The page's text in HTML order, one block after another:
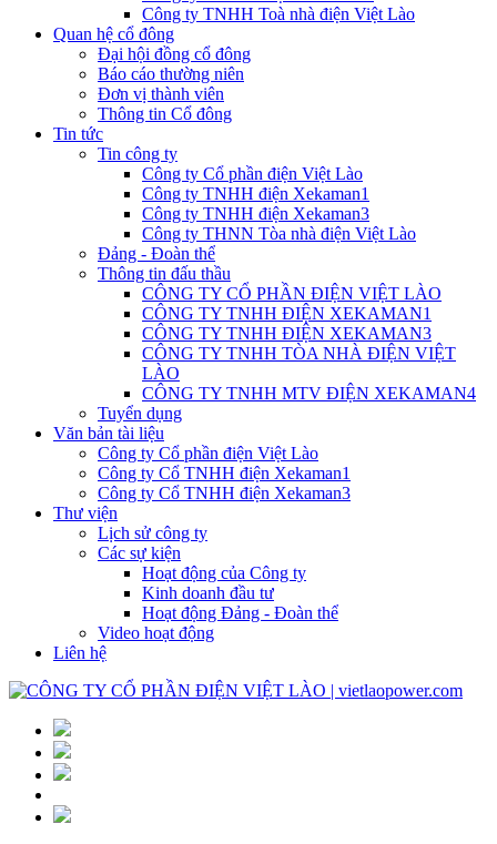
Công ty TNHH Toà nhà điện Việt Lào
Quan hệ cổ đông
Đại hội đồng cổ đông
Báo cáo thường niên
Đơn vị thành viên
Thông tin Cổ đông
Tin tức
Tin công ty
Công ty Cổ phần điện Việt Lào
Công ty TNHH điện Xekaman1
Công ty TNHH điện Xekaman3
Công ty THNN Tòa nhà điện Việt Lào
Đảng - Đoàn thể
Thông tin đấu thầu
CÔNG TY CỔ PHẦN ĐIỆN VIỆT LÀO
CÔNG TY TNHH ĐIỆN XEKAMAN1
CÔNG TY TNHH ĐIỆN XEKAMAN3
CÔNG TY TNHH TÒA NHÀ ĐIỆN VIỆT
LÀO
CÔNG TY TNHH MTV ĐIỆN XEKAMAN4
Tuyển dụng
Văn bản tài liệu
Công ty Cổ phần điện Việt Lào
Công ty Cổ TNHH điện Xekaman1
Công ty Cổ TNHH điện Xekaman3
Thư viện
Lịch sử công ty
Các sự kiện
Hoạt động của Công ty
Kinh doanh đầu tư
Hoạt động Đảng - Đoàn thể
Video hoạt động
Liên hệ